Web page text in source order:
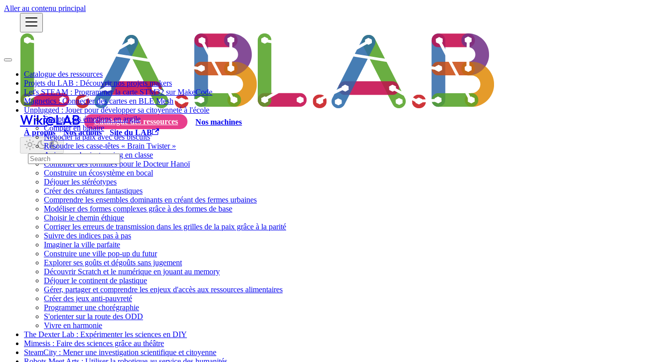
Aller au contenu principal
Wiki@LAB Catalogue des ressources
Nos machines
À propos
Nos actions Site du LAB
Catalogue des ressources
Projets du LAB : Découvrir nos projets makers
Let's STEAM : Programmer la carte STM32 sur MakeCode
Magnetics : Connecter des cartes en BLE Mesh
Unplugged : Jouer pour développer sa citoyenneté à l'école
Sculpter ses émotions en argile
Compter en binaire
Négocier la paix avec des biscuits
Résoudre les casse-têtes « Brain Twister »
Animer un brainstorming en classe
Combiner des formules pour le Docteur Hanoï
Construire un écosystème en bocal
Déjouer les stéréotypes
Créer des créatures fantastiques
Comprendre les ensembles dominants en créant des fermes urbaines
Modéliser des formes complexes grâce à des formes de base
Choisir le chemin éthique
Corriger les erreurs de transmission dans les grilles de la paix grâce à la parité
Suivre des indices pas à pas
Imaginer la ville parfaite
Construire une ville pop-up du futur
Explorer ses goûts et dégoûts sans jugement
Découvrir Scratch et le numérique en jouant au memory
Déjouer le continent de plastique
Gérer, partager et comprendre les enjeux d'accès aux ressources alimentaires
Créer des jeux anti-pauvreté
Programmer une chorégraphie
S'orienter sur la route des ODD
Vivre en harmonie
The Dexter Lab : Expérimenter les sciences en DIY
Mimesis : Faire des sciences grâce au théâtre
SteamCity : Mener une investigation scientifique et citoyenne